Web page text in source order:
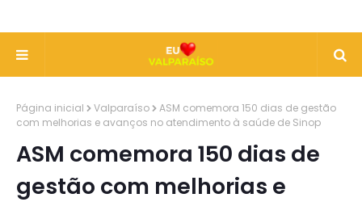
Página inicial Valparaíso
ASM comemora 150 dias de gestão
com melhorias e avanços no atendimento à saúde de Sinop
ASM comemora 150 dias de
gestão com melhorias e